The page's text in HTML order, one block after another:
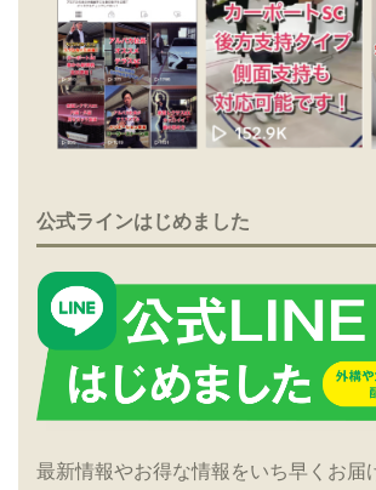
公式ラインはじめました
最新情報やお得な情報をいち早くお届